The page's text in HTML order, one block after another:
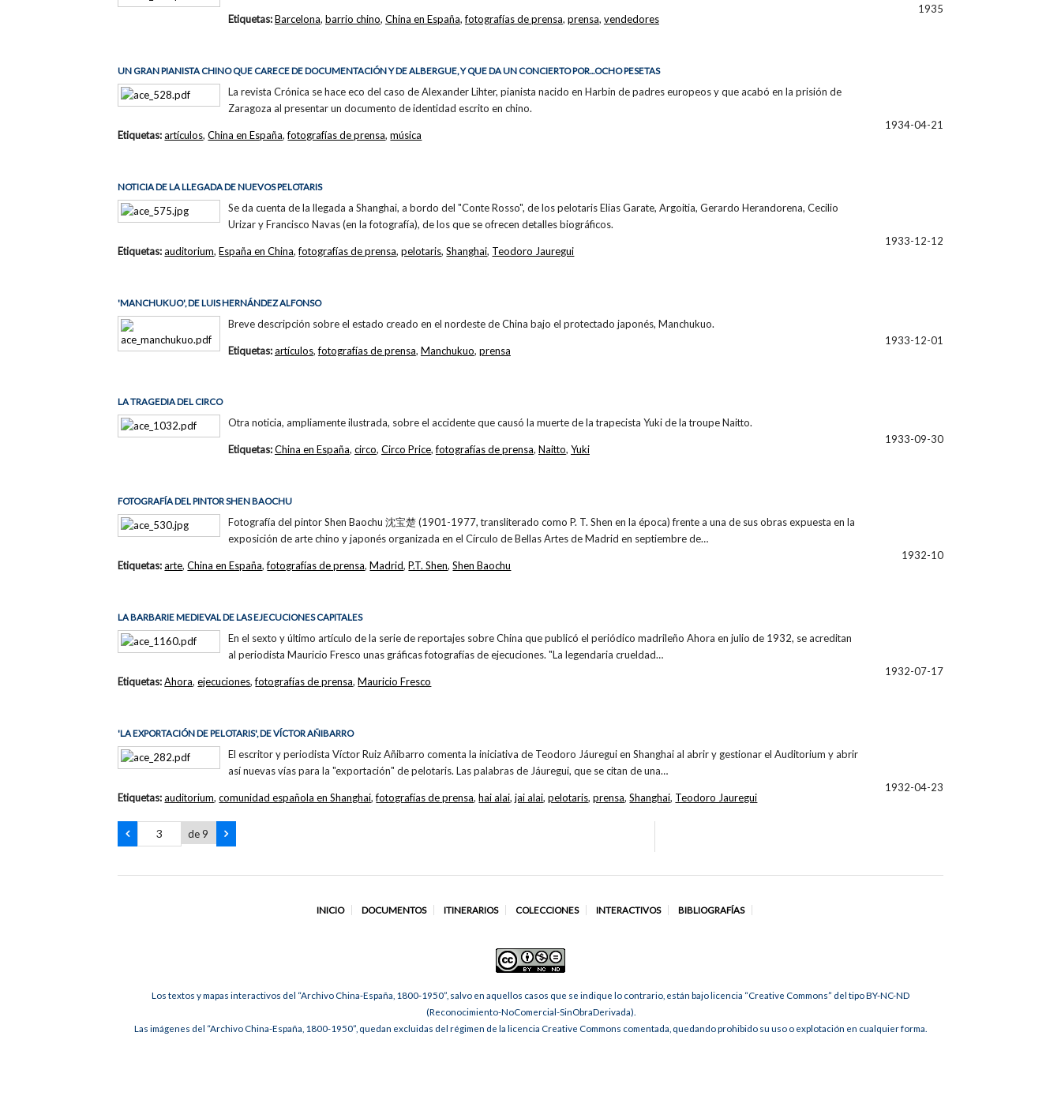
1935
Etiquetas:Barcelona, barrio chino, China en España,fotografías de prensa, prensa, vendedores
UN GRAN PIANISTA CHINO QUE CARECE DE DOCUMENTACIÓN Y DE ALBERGUE, Y QUE DA UN CONCIERTO POR...OCHO PESETAS
La revista Crónica se hace eco del caso de Alexander Lihter, pianista nacido en Harbin de padres europeos y que acabó en la prisión de
Zaragoza al presentar un documento de identidad escrito en chino.
1934-04-21
Etiquetas:artículos,China en España,fotografías de prensa,música
NOTICIA DE LA LLEGADA DE NUEVOS PELOTARIS
Se da cuenta de la llegada a Shanghai, a bordo del "Conte Rosso", de los pelotaris Elias Garate, Argoitia, Gerardo Herandorena, Cecilio
Urizar y Francisco Navas (en la fotografía), de los que se ofrecen detalles biográficos.
1933-12-12
Etiquetas:auditorium,España en China,fotografías de prensa,pelotaris,Shanghai, Teodoro Jauregui
'MANCHUKUO', DE LUIS HERNÁNDEZ ALFONSO
Breve descripción sobre el estado creado en el nordeste de China bajo el protectado japonés, Manchukuo.
1933-12-01
Etiquetas:artículos,fotografías de prensa, Manchukuo, prensa
LA TRAGEDIA DEL CIRCO
Otra noticia, ampliamente ilustrada, sobre el accidente que causó la muerte de la trapecista Yuki de la troupe Naitto.
1933-09-30
Etiquetas:China en España, circo, Circo Price,fotografías de prensa, Naitto, Yuki
FOTOGRAFÍA DEL PINTOR SHEN BAOCHU
Fotografía del pintor Shen Baochu 沈宝楚 (1901-1977, transliterado como P. T. Shen en la época) frente a una de sus obras expuesta en la
exposición de arte chino y japonés organizada en el Círculo de Bellas Artes de Madrid en septiembre de…
1932-10
Etiquetas:arte,China en España,fotografías de prensa,Madrid,P.T. Shen,Shen Baochu
LA BARBARIE MEDIEVAL DE LAS EJECUCIONES CAPITALES
En el sexto y último artículo de la serie de reportajes sobre China que publicó el periódico madrileño Ahora en julio de 1932, se acreditan
al periodista Mauricio Fresco unas gráficas fotografías de ejecuciones. "La legendaria crueldad…
1932-07-17
Etiquetas:Ahora,ejecuciones,fotografías de prensa,Mauricio Fresco
'LA EXPORTACIÓN DE PELOTARIS', DE VÍCTOR AÑIBARRO
El escritor y periodista Víctor Ruiz Añibarro comenta la iniciativa de Teodoro Jáuregui en Shanghai al abrir y gestionar el Auditorium y abrir
así nuevas vías para la "exportación" de pelotaris. Las palabras de Jáuregui, que se citan de una…
1932-04-23
Etiquetas:auditorium,comunidad española en Shanghai,fotografías de prensa,hai alai,jai alai,pelotaris,prensa,Shanghai, Teodoro Jauregui
de 9
INICIO DOCUMENTOS ITINERARIOS COLECCIONES INTERACTIVOS BIBLIOGRAFÍAS
Los textos y mapas interactivos del “Archivo China-España, 1800-1950”, salvo en aquellos casos que se indique lo contrario, están bajo licencia “Creative Commons” del tipo BY-NC-ND
(Reconocimiento-NoComercial-SinObraDerivada).
Las imágenes del “Archivo China-España, 1800-1950”, quedan excluidas del régimen de la licencia Creative Commons comentada, quedando prohibido su uso o explotación en cualquier forma.